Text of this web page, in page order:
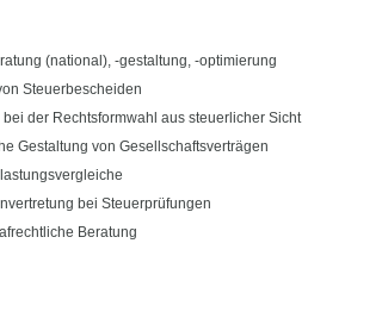
(national), -gestaltung, -optimierung
Steuerbescheiden
bei der Rechtsformwahl aus steuerlicher Sicht
Gestaltung von Gesellschaftsverträgen
bei Steuerprüfungen
Beratung